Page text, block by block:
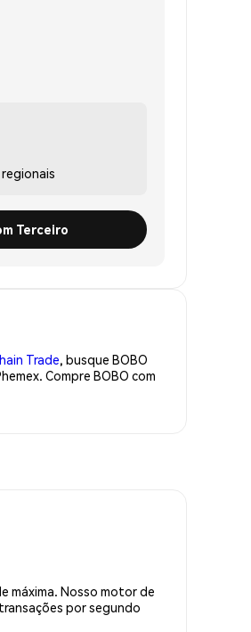
Terceiro
Trade, busque BOBO
Compre BOBO com
máxima. Nosso motor de
por segundo